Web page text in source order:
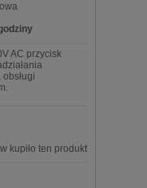
AC przycisk
kupiło ten produkt